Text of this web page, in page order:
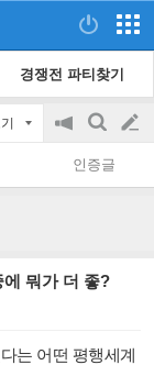
경쟁전 파티찾기
공
on/off
검
색
글
쓰
인증글
에 뭐가 더 좋?
는 어떤 평행세계